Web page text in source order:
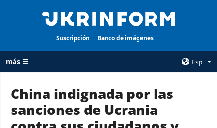
Suscripción Banco de imágenes
más ☰
Esp
TODAS LAS
CATEGORÍAS
AGENCIA
sobre la agencia
China indignada por las
sanciones de Ucrania